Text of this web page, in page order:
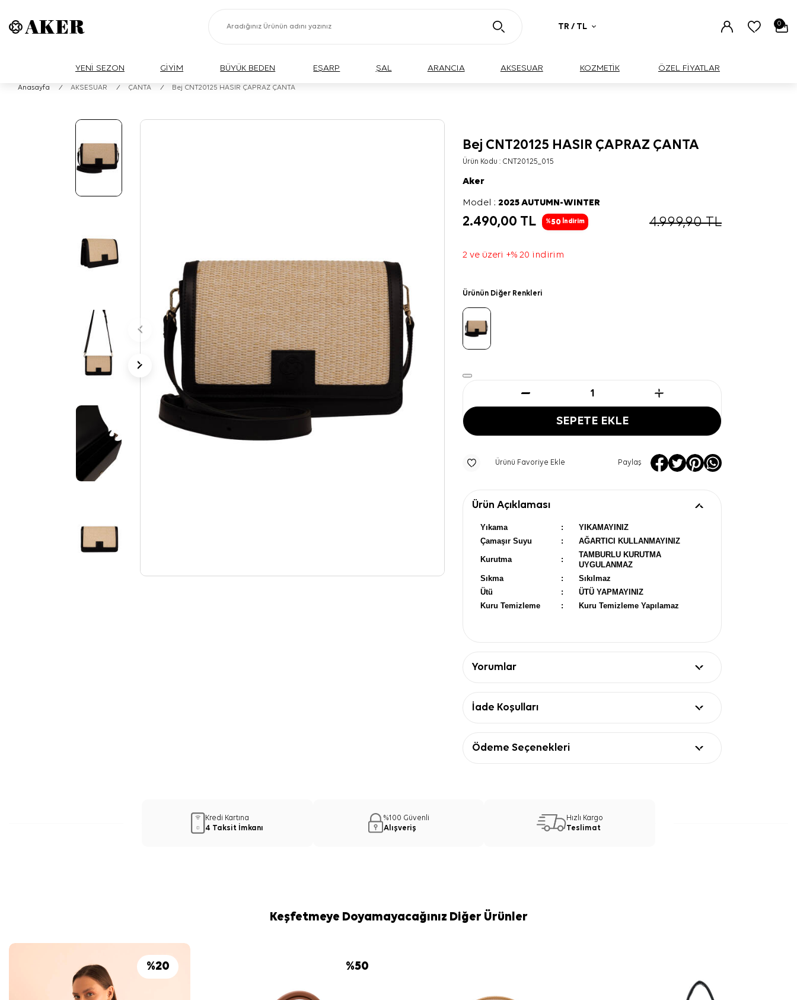
TR / TL 0
YENİ SEZON GİYİM BÜYÜK BEDEN EŞARP ŞAL ARANCIA AKSESUAR KOZMETİK ÖZEL FİYATLAR
Anasayfa / AKSESUAR / ÇANTA / Bej CNT20125 HASIR ÇAPRAZ ÇANTA
Bej CNT20125 HASIR ÇAPRAZ ÇANTA
Ürün Kodu : CNT20125_015
Aker
Model :2025 AUTUMN-WINTER
2.490,00 TL %50 İndirim 4.999,90TL
2 ve üzeri +% 20 indirim
Ürünün Diğer Renkleri
SEPETE EKLE
Ürünü Favoriye Ekle Paylaş
Ürün Açıklaması
Yıkama :
YIKAMAYINIZ
Çamaşır Suyu
: AĞARTICI KULLANMAYINIZ
Kurutma :
TAMBURLU KURUTMA
UYGULANMAZ
Sıkma
:
Sıkılmaz
Ütü
:
ÜTÜ YAPMAYINIZ
Kuru Temizleme
: Kuru Temizleme Yapılamaz
Yorumlar
İade Koşulları
Ödeme Seçenekleri
Kredi Kartına
4 Taksit İmkanı
%100 Güvenli
Alışveriş
Hızlı Kargo
Teslimat
Keşfetmeye Doyamayacağınız Diğer Ürünler
%20 %50